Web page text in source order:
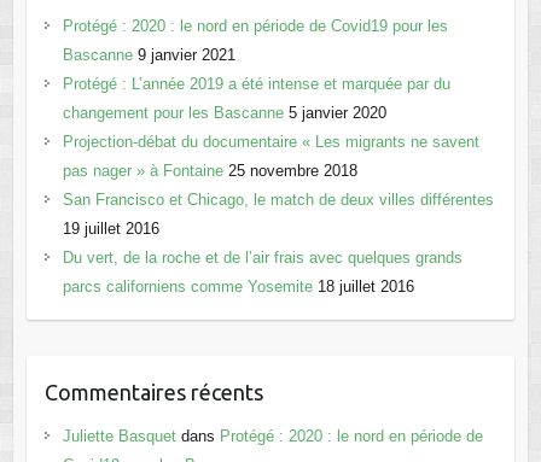
Protégé : 2020 : le nord en période de Covid19 pour les
Bascanne 9 janvier 2021
Protégé : L’année 2019 a été intense et marquée par du
changement pour les Bascanne 5 janvier 2020
Projection-débat du documentaire « Les migrants ne savent
pas nager » à Fontaine 25 novembre 2018
San Francisco et Chicago, le match de deux villes différentes
19 juillet 2016
Du vert, de la roche et de l’air frais avec quelques grands
parcs californiens comme Yosemite 18 juillet 2016
Commentaires récents
Juliette Basquetdans Protégé : 2020 : le nord en période de